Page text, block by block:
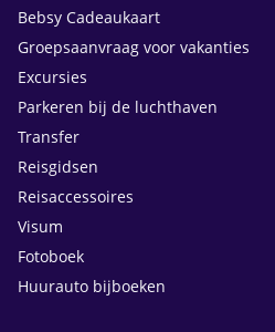
Bebsy Cadeaukaart
Groepsaanvraag voor vakanties
Excursies
Parkeren bij de luchthaven
Transfer
Reisgidsen
Reisaccessoires
Visum
Fotoboek
Huurauto bijboeken